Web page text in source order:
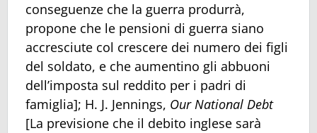
conseguenze che la guerra produrrà,
propone che le pensioni di guerra siano
accresciute col crescere dei numero dei figli
del soldato, e che aumentino gli abbuoni
dell’imposta sul reddito per i padri di
famiglia]; H. J. Jennings, Our National Debt
[La previsione che il debito inglese sarà